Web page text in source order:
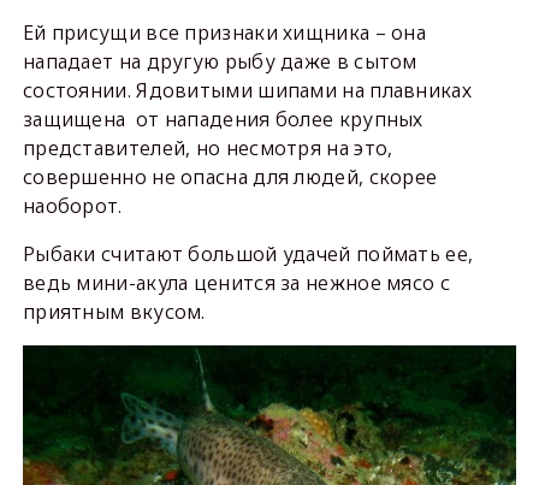
Ей присущи все признаки хищника – она
нападает на другую рыбу даже в сытом
состоянии. Ядовитыми шипами на плавниках
защищена от нападения более крупных
представителей, но несмотря на это,
совершенно не опасна для людей, скорее
наоборот.
Рыбаки считают большой удачей поймать ее,
ведь мини-акула ценится за нежное мясо с
приятным вкусом.